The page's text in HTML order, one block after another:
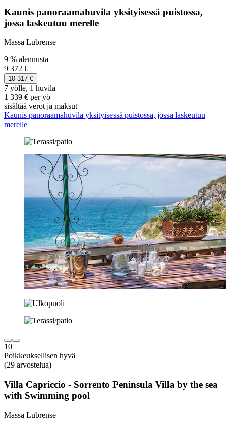
Kaunis panoraamahuvila yksityisessä puistossa,
jossa laskeutuu merelle
Massa Lubrense
9 % alennusta
9 372 €
10 317 €
7 yölle, 1 huvila
1 339 € per yö
sisältää verot ja maksut
Kaunis panoraamahuvila yksityisessä puistossa, jossa laskeutuu
merelle
10
Poikkeuksellisen hyvä
(29 arvostelua)
Villa Capriccio - Sorrento Peninsula Villa by the sea
with Swimming pool
Massa Lubrense